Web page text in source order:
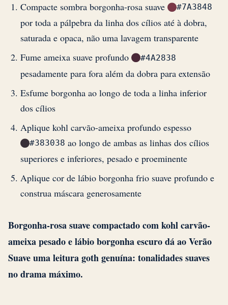
Compacte sombra borgonha-rosa suave #7A3848
por toda a pálpebra da linha dos cílios até à dobra,
saturada e opaca, não uma lavagem transparente
Fume ameixa suave profundo
#4A2838
pesadamente para fora além da dobra para extensão
Esfume borgonha ao longo de toda a linha inferior
dos cílios
Aplique kohl carvão-ameixa profundo espesso
#383038 ao longo de ambas as linhas dos cílios
superiores e inferiores, pesado e proeminente
Aplique cor de lábio borgonha frio suave profundo e
construa máscara generosamente
Borgonha-rosa suave compactado com kohl carvão-
ameixa pesado e lábio borgonha escuro dá ao Verão
Suave uma leitura goth genuína: tonalidades suaves
no drama máximo.